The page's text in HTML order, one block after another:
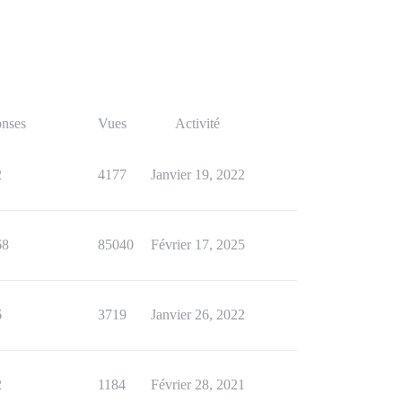
Vues Activité
4177 Janvier 19, 2022
85040 Février 17, 2025
3719 Janvier 26, 2022
1184 Février 28, 2021